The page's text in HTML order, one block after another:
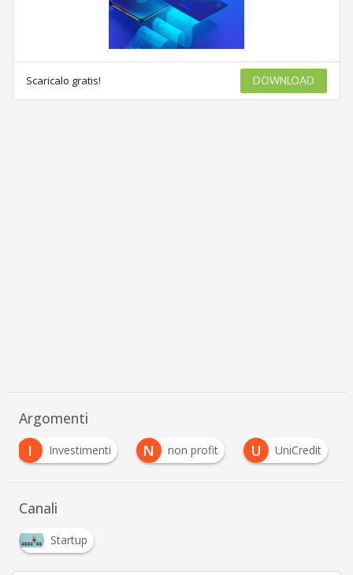
Scaricalo gratis! DOWNLOAD
Argomenti
I
Investimenti N non profit U UniCredit
Canali
Startup